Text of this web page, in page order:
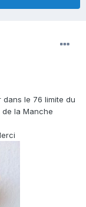
le 76 limite du
la Manche